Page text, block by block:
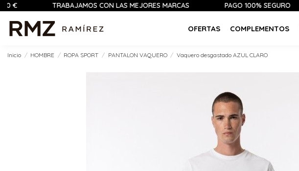
TRABAJAMOS CON LAS MEJORES MARCAS PAGO 100% SEGURO
OFERTAS COMPLEMENTOS
Inicio HOMBRE ROPA SPORT PANTALON VAQUERO Vaquero desgastado AZUL CLARO